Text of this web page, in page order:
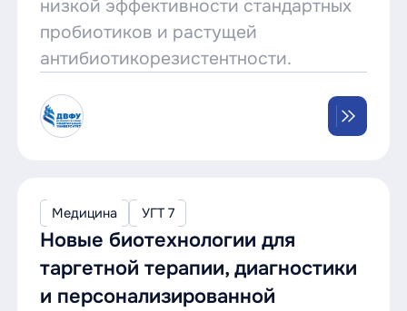
низкой эффективности стандартных
пробиотиков и растущей
антибиотикорезистентности.
Медицина УГТ 7
Новые биотехнологии для
таргетной терапии, диагностики
и персонализированной